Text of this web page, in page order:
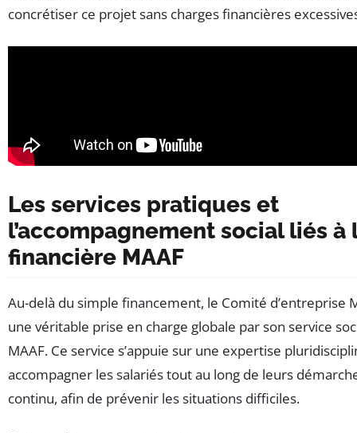
concrétiser ce projet sans charges financières
Les services pratiques et
l’accompagnement social liés à
financière MAAF
Au-delà du simple financement, le Comité d’entreprise
une véritable prise en charge globale par son service
MAAF. Ce service s’appuie sur une expertise
accompagner les salariés tout au long de leurs
continu, afin de prévenir les situations difficiles.